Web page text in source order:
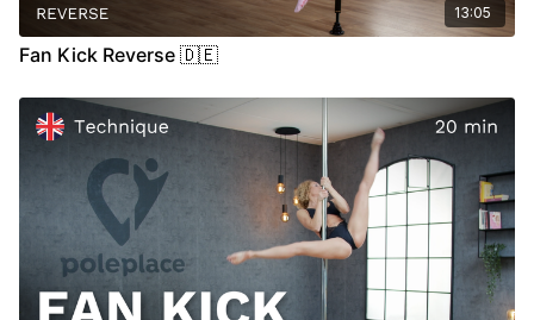
13:05
Fan Kick Reverse 🇩🇪